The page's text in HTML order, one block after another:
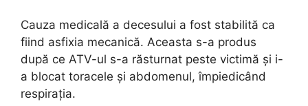
Cauza medicală a decesului a fost stabilită ca
fiind asfixia mecanică. Aceasta s-a produs
după ce ATV-ul s-a răsturnat peste victimă și i-
a blocat toracele și abdomenul, împiedicând
respirația.